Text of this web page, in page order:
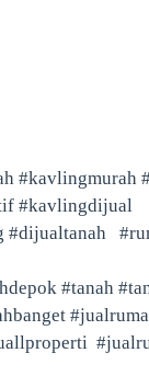
#kavlingmurah
#kavlingdijual
#dijualtanah
#tanah